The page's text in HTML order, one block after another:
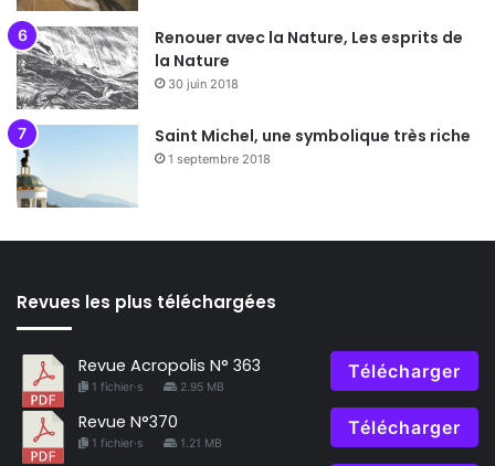
Renouer avec la Nature, Les esprits de
la Nature
30 juin 2018
Saint Michel, une symbolique très riche
1 septembre 2018
Revues les plus téléchargées
Revue Acropolis N° 363
1 fichier·s 2.95 MB
Télécharger
Revue N°370
1 fichier·s 1.21 MB
Télécharger